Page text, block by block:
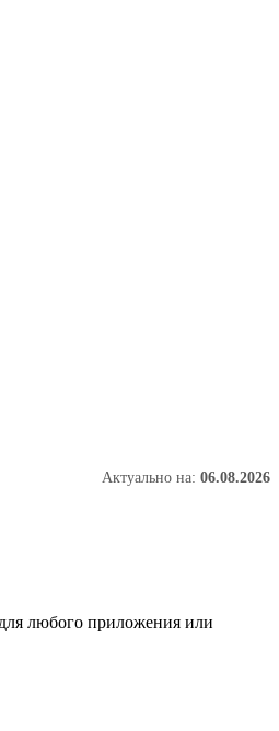
Актуально на: 06.08.2026
любого приложения или